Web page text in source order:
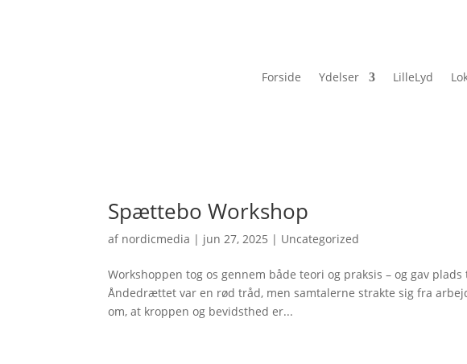
Forside Ydelser LilleLyd
Spættebo Workshop
af nordicmedia | jun 27, 2025 | Uncategorized
Workshoppen tog os gennem både teori og praksis – og gav
Åndedrættet var en rød tråd, men samtalerne strakte sig fra
om, at kroppen og bevidsthed er...